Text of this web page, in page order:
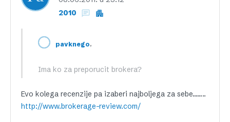
2010
pavknego,
Ima ko za preporucit brokera?
Evo kolega recenzije pa izaberi najboljega za sebe……..
http://www.brokerage-review.com/